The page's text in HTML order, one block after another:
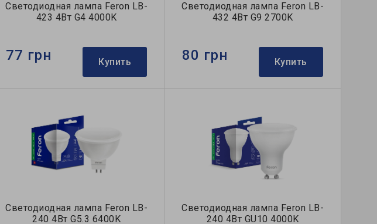
Светодиодная лампа Feron LB-
423 4Вт G4 4000K
77 грн Купить
Светодиодная лампа Feron LB-
432 4Вт G9 2700K
80 грн Купить
Светодиодная лампа Feron LB-
240 4Вт G5.3 6400K
Светодиодная лампа Feron LB-
240 4Вт GU10 4000K